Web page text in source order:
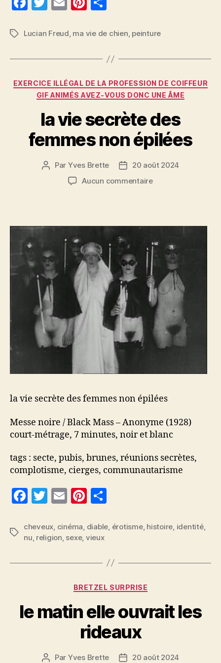
c
b
o
itt ai er
t
rt
a
g
er
Étiquettes
Lucian Freud, ma vie de chien, peinture
Catégories
EXERCICE ILLÉGAL DE LA PROFESSION DE COIFFEUR
GIF ANIMÉS AVEZ-VOUS DONC UNE ÂME
la vie secrète des
femmes non épilées
Auteur
l’article
Par Yves Brette
Date20 août 2024
Aucun commentairesur
des
non
épilées
la vie secrète des femmes non épilées
Messe noire / Black Mass – Anonyme (1928)
court-métrage, 7 minutes, noir et blanc
tags : secte, pubis, brunes, réunions secrètes,
complotisme, cierges, communautarisme
F
c
e
b
k
T
itt
er
E
ai
l
Pi
er
es
t
rt
g
Étiquettes
cheveux, cinéma, diable, érotisme, histoire, identité,
nu, religion, sexe, vieux
Catégories
BRETZEL SURPRISE
le matin elle ouvrait les
rideaux
Auteur
Par Yves Brette
Date20 août 2024